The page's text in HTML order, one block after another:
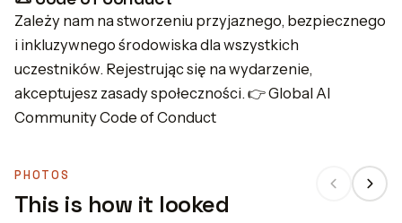
Zależy nam na stworzeniu przyjaznego, bezpiecznego
i inkluzywnego środowiska dla wszystkich
uczestników. Rejestrując się na wydarzenie,
akceptujesz zasady społeczności. 👉 Global AI
Community Code of Conduct
PHOTOS
This is how it looked